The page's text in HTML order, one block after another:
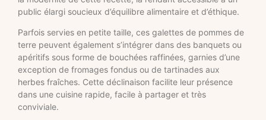
public élargi soucieux d’équilibre alimentaire et d’éthique.
Parfois servies en petite taille, ces galettes de pommes de
terre peuvent également s’intégrer dans des banquets ou
apéritifs sous forme de bouchées raffinées, garnies d’une
exception de fromages fondus ou de tartinades aux
herbes fraîches. Cette déclinaison facilite leur présence
dans une cuisine rapide, facile à partager et très
conviviale.